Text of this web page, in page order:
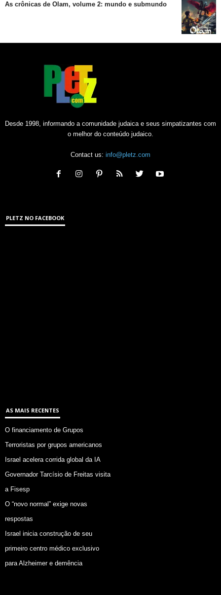
As crônicas de Olam, volume 2: mundo e submundo
Desde 1998, informando a comunidade judaica e seus simpatizantes com
o melhor do conteúdo judaico.
Contact us: info@pletz.com
PLETZ NO FACEBOOK
AS MAIS RECENTES
O financiamento de Grupos
Terroristas por grupos americanos
Israel acelera corrida global da IA
Governador Tarcísio de Freitas visita
a Fisesp
O “novo normal” exige novas
respostas
Israel inicia construção de seu
primeiro centro médico exclusivo
para Alzheimer e demência